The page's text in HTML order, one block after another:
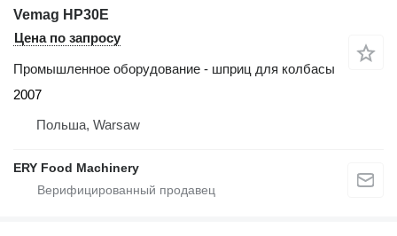
Vemag HP30E
Цена по запросу
Промышленное оборудование - шприц для колбасы
2007
Польша, Warsaw
ERY Food Machinery